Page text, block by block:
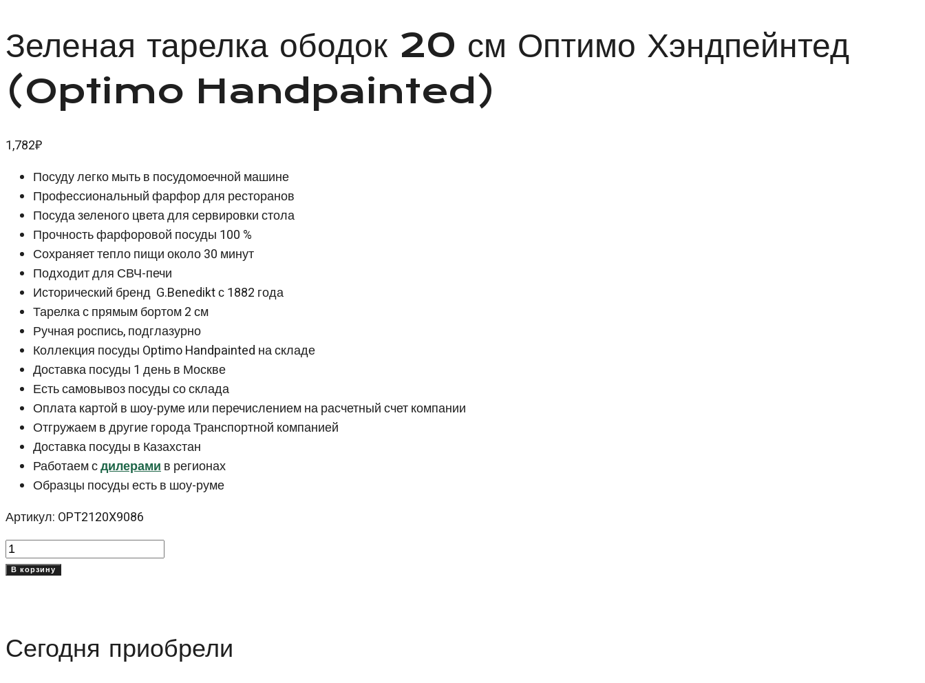
Зеленая тарелка ободок 20 см Оптимо Хэндпейнтед
(Optimo Handpainted)
1,782₽
Посуду легко мыть в посудомоечной машине
Профессиональный фарфор для ресторанов
Посуда зеленого цвета для сервировки стола
Прочность фарфоровой посуды 100 %
Сохраняет тепло пищи около 30 минут
Подходит для СВЧ-печи
Исторический бренд G.Benedikt с 1882 года
Тарелка с прямым бортом 2 см
Ручная роспись, подглазурно
Коллекция посуды Optimo Handpainted на складе
Доставка посуды 1 день в Москве
Есть самовывоз посуды со склада
Оплата картой в шоу-руме или перечислением на расчетный счет компании
Отгружаем в другие города Транспортной компанией
Доставка посуды в Казахстан
Работаем сдилерамив регионах
Образцы посуды есть в шоу-руме
Артикул: OPT2120X9086
Количество
товара
20
В корзину
Сегодня приобрели